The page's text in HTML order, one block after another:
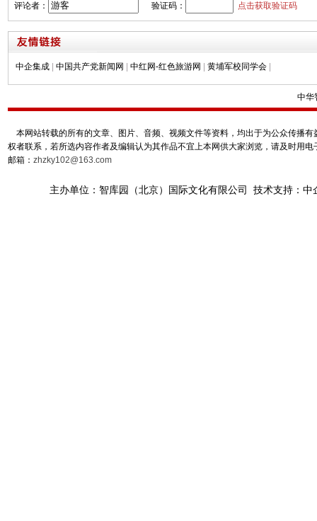
评论者： 验证码： 点击获取验证码
中企集成 中国共产党新闻网 中红网-红色旅游网 黄埔军校同学会
中华
本网站转载的所有的文章、图片、音频、视频文件等资料，均出于为公众传播
权者联系，若所选内容作者及编辑认为其作品不宜上本网供大家浏览，请及时用
邮箱： zhzky102@163.com
主办单位：智库园（北京）国际文化有限公司 技术支持：